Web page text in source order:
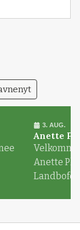
3. AUG.
Anette
Anette